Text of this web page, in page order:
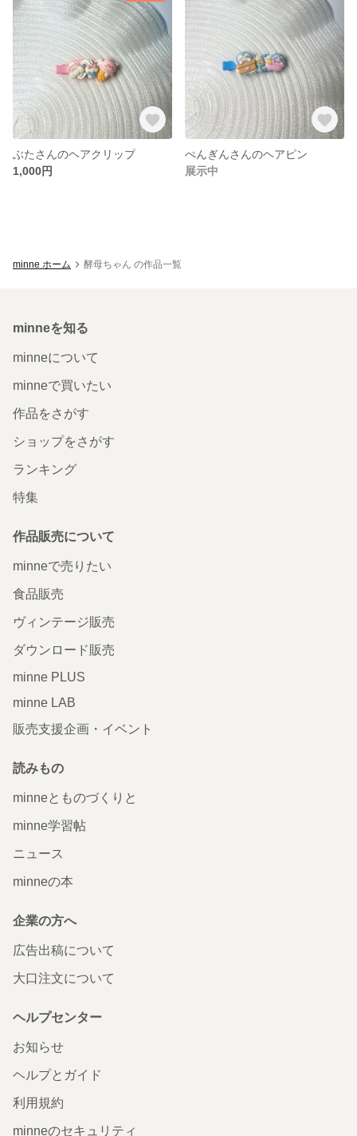
ぶたさんのヘアクリップ
1,000円
ぺんぎんさんのヘアピン
展示中
minne ホーム 酵母ちゃん の作品一覧
minneを知る
minneについて
minneで買いたい
作品をさがす
ショップをさがす
ランキング
特集
作品販売について
minneで売りたい
食品販売
ヴィンテージ販売
ダウンロード販売
minne PLUS
minne LAB
販売支援企画・イベント
読みもの
minneとものづくりと
minne学習帖
ニュース
minneの本
企業の方へ
広告出稿について
大口注文について
ヘルプセンター
お知らせ
ヘルプとガイド
利用規約
minneのセキュリティ